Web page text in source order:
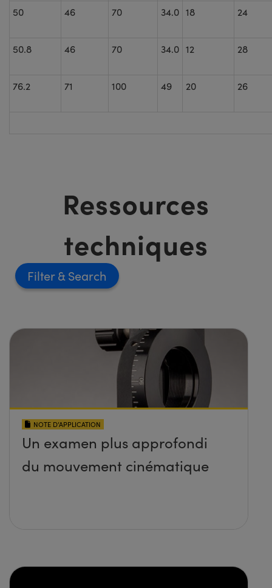
50 46 70 34.0 18 24
50.8 46 70 34.0 12 28
76.2 71 100 49 20 26
Ressources
techniques
Filter
NOTE D’APPLICATION
Un examen plus approfondi
du mouvement cinématique